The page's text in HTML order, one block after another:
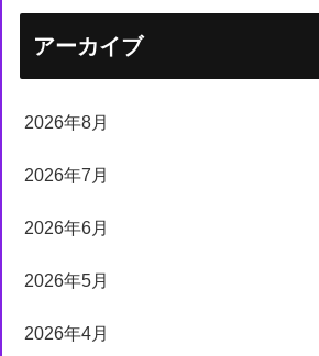
アーカイブ
2026年8月
2026年7月
2026年6月
2026年5月
2026年4月